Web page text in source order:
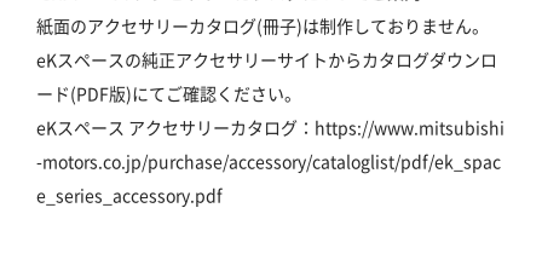
紙面のアクセサリーカタログ(冊子)は制作しておりません。
eKスペースの純正アクセサリーサイトからカタログダウンロ
ード(PDF版)にてご確認ください。
eKスペース アクセサリーカタログ： https://www.mitsubishi
-motors.co.jp/purchase/accessory/cataloglist/pdf/ek_spac
e_series_accessory.pdf